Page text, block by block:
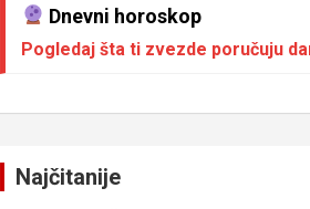
Dnevni horoskop
Pogledaj šta ti zvezde poručuju
Najčitanije